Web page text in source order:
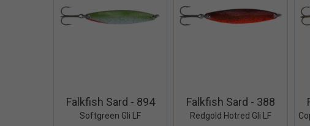
Falkfish Sard - 894
Softgreen Gli LF
Falkfish Sard - 388
Redgold Hotred Gli LF